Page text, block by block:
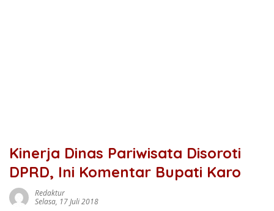
Kinerja Dinas Pariwisata Disoroti
DPRD, Ini Komentar Bupati Karo
Redaktur
Selasa, 17 Juli 2018